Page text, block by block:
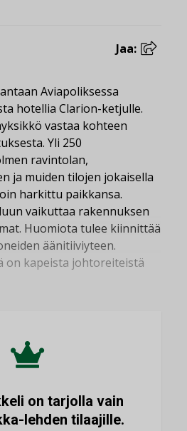
Jaa:
Aviapoliksessa
hotellia Clarion-ketjulle.
vastaa kohteen
Yli 250
ravintolan,
ja muiden tilojen jokaisella
harkittu paikkansa.
vaikuttaa rakennuksen
Huomiota tulee kiinnittää
äänitiiviyteen.
on kapeista johtoreiteistä
on tarjolla vain
lehden tilaajille.